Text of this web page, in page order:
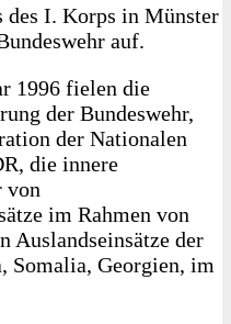
des I. Korps in Münster
auf.
1996 fielen die
der Bundeswehr,
der Nationalen
die innere
von
im Rahmen von
Auslandseinsätze der
Somalia, Georgien, im